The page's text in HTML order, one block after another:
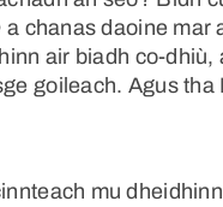
a chanas daoine mar
air biadh co-dhiù,
goileach. Agus
mu